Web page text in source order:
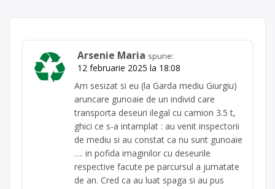
Arsenie Maria spune:
12 februarie 2025 la 18:08
Am sesizat si eu (la Garda mediu Giurgiu)
aruncare gunoaie de un individ care
transporta deseuri ilegal cu camion 3.5 t,
ghici ce s-a intamplat : au venit inspectorii
de mediu si au constat ca nu sunt gunoaie
…. in pofida imaginilor cu deseurile
respective facute pe parcursul a jumatate
de an. Cred ca au luat spaga si au pus